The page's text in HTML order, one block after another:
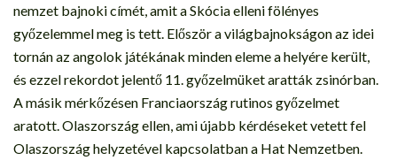
nemzet bajnoki címét, amit a Skócia elleni fölényes
győzelemmel meg is tett. Először a világbajnokságon az idei
tornán az angolok játékának minden eleme a helyére került,
és ezzel rekordot jelentő 11. győzelmüket aratták zsinórban.
A másik mérkőzésen Franciaország rutinos győzelmet
aratott. Olaszország ellen, ami újabb kérdéseket vetett fel
Olaszország helyzetével kapcsolatban a Hat Nemzetben.